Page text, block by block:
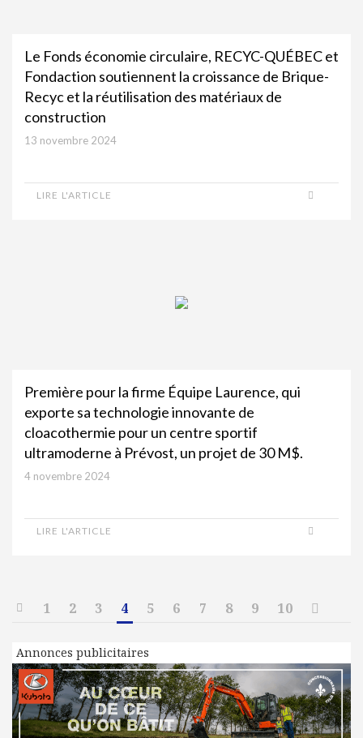
Le Fonds économie circulaire, RECYC-QUÉBEC et
Fondaction soutiennent la croissance de Brique-
Recyc et la réutilisation des matériaux de
construction
13 novembre 2024
LIRE L'ARTICLE
Première pour la firme Équipe Laurence, qui
exporte sa technologie innovante de
cloacothermie pour un centre sportif
ultramoderne à Prévost, un projet de 30 M$.
4 novembre 2024
LIRE L'ARTICLE
1 2 3 4 5 6 7 8 9 10
Annonces publicitaires